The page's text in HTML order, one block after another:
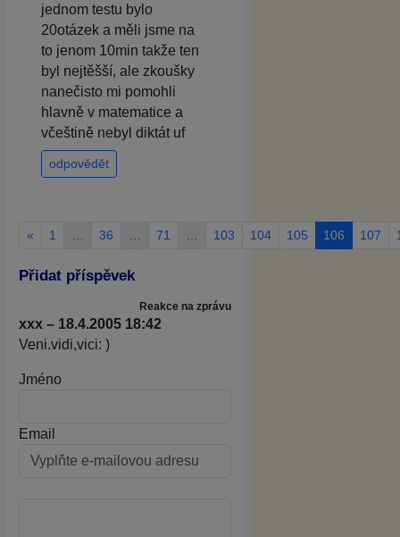
jednom testu bylo
20otázek a měli jsme na
to jenom 10min takže ten
byl nejtěšší, ale zkoušky
nanečisto mi pomohli
hlavně v matematice a
včeštině nebyl diktát uf
odpovědět
« 1 … 36 … 71 … 103 104 105 106 107
Přidat příspěvek
Reakce na zprávu
xxx – 18.4.2005 18:42
Veni.vidi,vici: )
Jméno
Email